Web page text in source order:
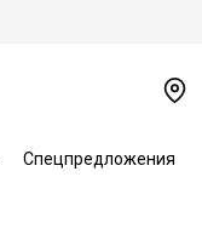
Спецпредложения